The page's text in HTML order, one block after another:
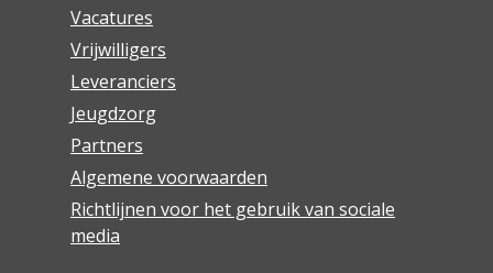
Vacatures
Vrijwilligers
Leveranciers
Jeugdzorg
Partners
Algemene voorwaarden
Richtlijnen voor het gebruik van sociale
media